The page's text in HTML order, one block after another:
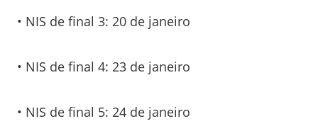
• NIS de final 3: 20 de janeiro
• NIS de final 4: 23 de janeiro
• NIS de final 5: 24 de janeiro